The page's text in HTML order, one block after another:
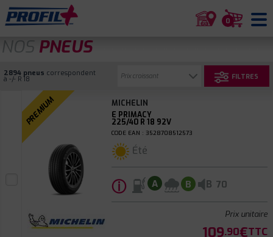
0
NOS PNEUS
2894 pneus correspondent
à -/- R 18 FILTRES
PREMIUM
MICHELIN
E PRIMACY
225/40 R 18 92V
CODE EAN : 3528708512573
Été
ⓘ A B B 70
Prix unitaire
109.90€TTC